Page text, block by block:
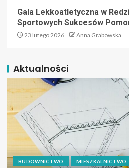
Gala Lekkoatletyczna w
Sportowych Sukcesów
23 lutego 2026 Anna Grabowska
Aktualności
BUDOWNICTWO MIESZKALNICTWO